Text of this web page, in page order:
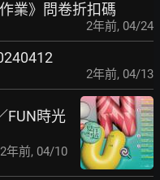
業》問卷折扣碼
2年前, 04/24
2年前, 04/13
FUN時光
2年前, 04/10